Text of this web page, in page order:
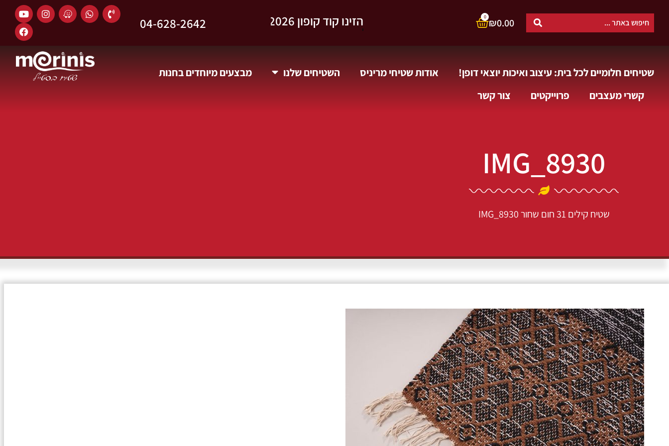
₪0.00
0 וקבלו 10% הנחה. 04-628-2642
שטיחים חלומיים לכל בית: עיצוב ואיכות יוצאי דופן! אודות שטיחי מריניס השטיחים שלנו
מבצעים מיוחדים בחנות
קשרי מעצבים
פרוייקטים צור קשר
IMG_8930
שטיח קילים 31 חום שחור IMG_8930